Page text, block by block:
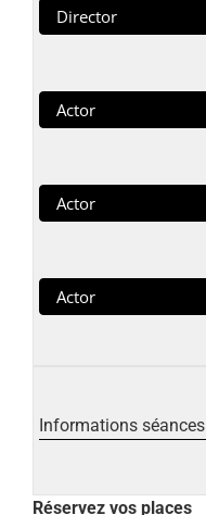
Director
Actor
Actor
Actor
Informations séances
Réservez vos places